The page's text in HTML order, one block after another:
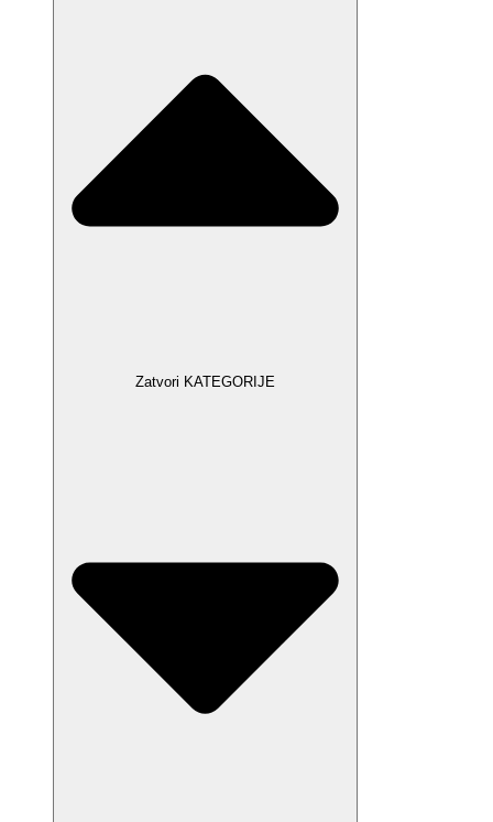
Zatvori KATEGORIJE